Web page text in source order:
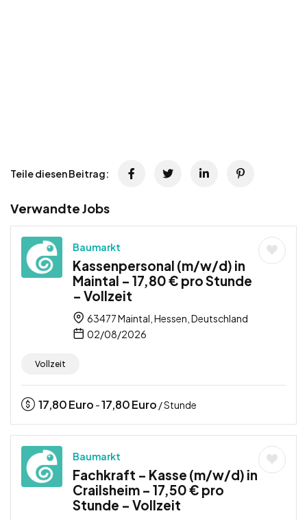
Teile diesen Beitrag:
Verwandte Jobs
Baumarkt
Kassenpersonal (m/w/d) in
Maintal – 17,80 € pro Stunde
– Vollzeit
63477 Maintal, Hessen, Deutschland
02/08/2026
Vollzeit
17,80Euro -17,80Euro / Stunde
Baumarkt
Fachkraft – Kasse (m/w/d) in
Crailsheim – 17,50 € pro
Stunde – Vollzeit